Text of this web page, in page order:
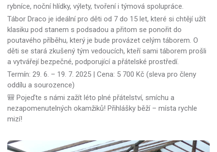
rybníce, noční hlídky, výlety, tvoření i týmová spolupráce.
Tábor Draco je ideální pro děti od 7 do 15 let, které si chtějí užít
klasiku pod stanem s podsadou a přitom se ponořit do
poutavého příběhu, který je bude provázet celým táborem. O
děti se stará zkušený tým vedoucích, kteří sami táborem prošli
a vytvářejí bezpečné, podporující a přátelské prostředí.
Termín: 29. 6. – 19. 7. 2025 | Cena: 5 700 Kč (sleva pro členy
oddílu a sourozence)
🎒 Pojeďte s námi zažít léto plné přátelství, smíchu a
nezapomenutelných okamžiků! Přihlášky běží – místa rychle
mizí!